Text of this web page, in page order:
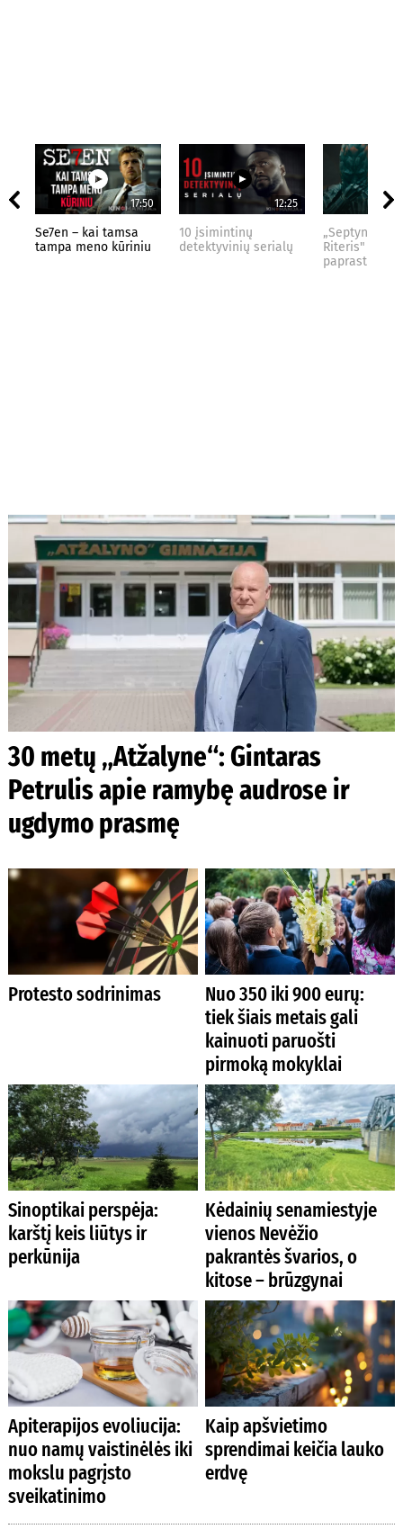
17:50
Se7en – kai tamsa
tampa meno kūriniu
12:25
10 įsimintinų
detektyvinių serialų
„Septynių
Riteris" – kai
paprastumas
30 metų „Atžalyne“: Gintaras
Petrulis apie ramybę audrose ir
ugdymo prasmę
Protesto sodrinimas
Nuo 350 iki 900 eurų:
tiek šiais metais gali
kainuoti paruošti
pirmoką mokyklai
Sinoptikai perspėja:
karštį keis liūtys ir
perkūnija
Kėdainių senamiestyje
vienos Nevėžio
pakrantės švarios, o
kitose – brūzgynai
Apiterapijos evoliucija:
nuo namų vaistinėlės iki
mokslu pagrįsto
sveikatinimo
Kaip apšvietimo
sprendimai keičia lauko
erdvę